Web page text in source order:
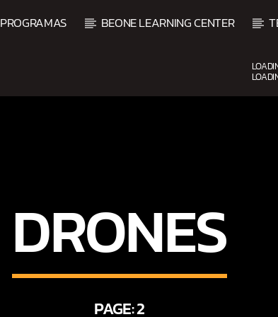
PROGRAMAS BEONE LEARNING CENTER
DRONES
PAGE: 2